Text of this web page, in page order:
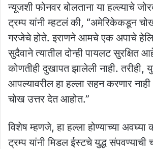
न्यूजशी फोनवर बोलताना या हल्ल्याचे
ट्रम्प यांनी म्हटलं की, “अमेरिकेकडून
गरजेचे होते. इराणने आमचे एक अपाचे
सुदैवाने त्यातील दोन्ही पायलट सुरक्षित
कोणतीही दुखापत झालेली नाही. तरीही,
आपल्यावरील हा हल्ला सहन करणार
चोख उत्तर देत आहोत.”
विशेष म्हणजे, हा हल्ला होण्याच्या अवघ्या
ट्रम्प यांनी मिडल ईस्टचे युद्ध संपवण्याची